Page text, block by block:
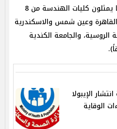
وقد جمعت الفعالية 11 فريقًا يمثلون كليات الهندسة من 8
وعين شمس والاسكندرية
والجامعة الكندية
الإيبولا
الوقاية